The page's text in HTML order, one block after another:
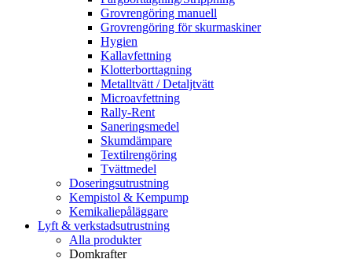
Grovrengöring manuell
Grovrengöring för skurmaskiner
Hygien
Kallavfettning
Klotterborttagning
Metalltvätt / Detaljtvätt
Microavfettning
Rally-Rent
Saneringsmedel
Skumdämpare
Textilrengöring
Tvättmedel
Doseringsutrustning
Kempistol & Kempump
Kemikaliepåläggare
Lyft & verkstadsutrustning
Alla produkter
Domkrafter